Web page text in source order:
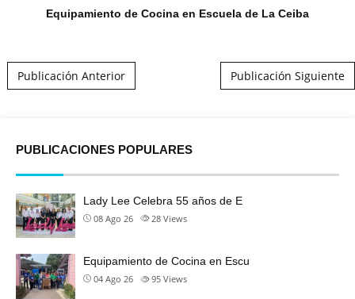
Equipamiento de Cocina en Escuela de La Ceiba
Publicación Anterior Publicación Siguiente
PUBLICACIONES POPULARES
Lady Lee Celebra 55 años de E
08 Ago 26 28 Views
Equipamiento de Cocina en Escu
04 Ago 26 95 Views